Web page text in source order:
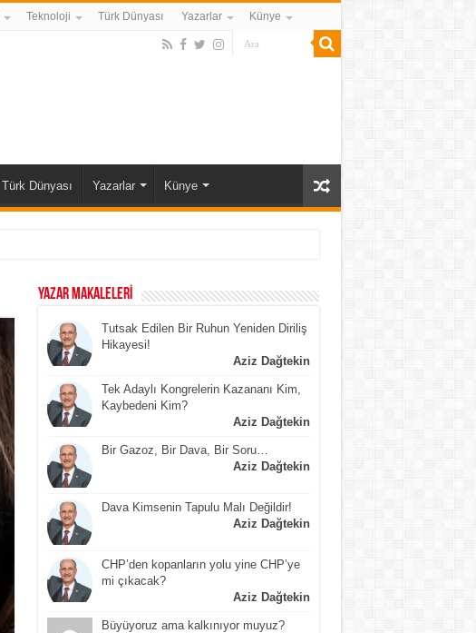
Teknoloji Türk Dünyası Yazarlar Künye
Türk Dünyası Yazarlar Künye
YAZAR MAKALELERİ
Tutsak Edilen Bir Ruhun Yeniden Diriliş
Hikayesi!
Aziz Dağtekin
Tek Adaylı Kongrelerin Kazananı Kim,
Kaybedeni Kim?
Aziz Dağtekin
Bir Gazoz, Bir Dava, Bir Soru…
Aziz Dağtekin
Dava Kimsenin Tapulu Malı Değildir!
Aziz Dağtekin
CHP’den kopanların yolu yine CHP’ye
mi çıkacak?
Aziz Dağtekin
Büyüyoruz ama kalkınıyor muyuz?